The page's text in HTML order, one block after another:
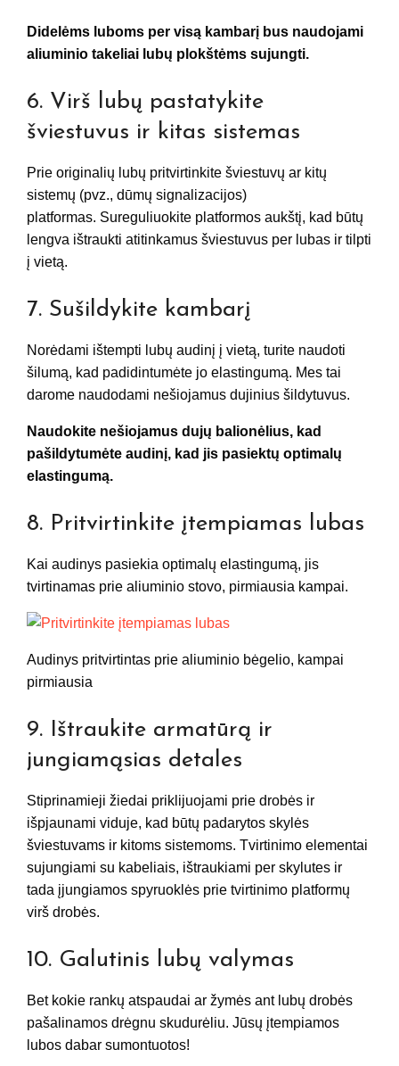
Didelėms luboms per visą kambarį bus naudojami
aliuminio takeliai lubų plokštėms sujungti.
6. Virš lubų pastatykite
šviestuvus ir kitas sistemas
Prie originalių lubų pritvirtinkite šviestuvų ar kitų
sistemų (pvz., dūmų signalizacijos)
platformas. Sureguliuokite platformos aukštį, kad būtų
lengva ištraukti atitinkamus šviestuvus per lubas ir tilpti
į vietą.
7. Sušildykite kambarį
Norėdami ištempti lubų audinį į vietą, turite naudoti
šilumą, kad padidintumėte jo elastingumą. Mes tai
darome naudodami nešiojamus dujinius šildytuvus.
Naudokite nešiojamus dujų balionėlius, kad
pašildytumėte audinį, kad jis pasiektų optimalų
elastingumą.
8. Pritvirtinkite įtempiamas lubas
Kai audinys pasiekia optimalų elastingumą, jis
tvirtinamas prie aliuminio stovo, pirmiausia kampai.
Audinys pritvirtintas prie aliuminio bėgelio, kampai
pirmiausia
9. Ištraukite armatūrą ir
jungiamąsias detales
Stiprinamieji žiedai priklijuojami prie drobės ir
išpjaunami viduje, kad būtų padarytos skylės
šviestuvams ir kitoms sistemoms. Tvirtinimo elementai
sujungiami su kabeliais, ištraukiami per skylutes ir
tada įjungiamos spyruoklės prie tvirtinimo platformų
virš drobės.
10. Galutinis lubų valymas
Bet kokie rankų atspaudai ar žymės ant lubų drobės
pašalinamos drėgnu skudurėliu. Jūsų įtempiamos
lubos dabar sumontuotos!